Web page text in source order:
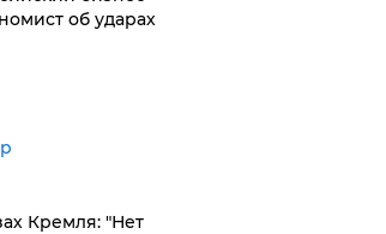
об ударах
Кремля: "Нет